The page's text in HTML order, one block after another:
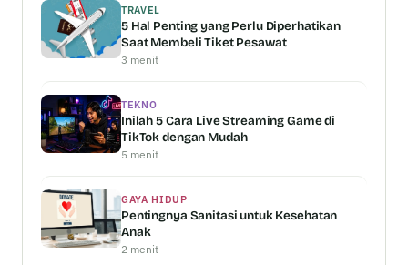
TRAVEL
5 Hal Penting yang Perlu Diperhatikan
Saat Membeli Tiket Pesawat
3 menit
TEKNO
Inilah 5 Cara Live Streaming Game di
TikTok dengan Mudah
5 menit
GAYA HIDUP
Pentingnya Sanitasi untuk Kesehatan
Anak
2 menit